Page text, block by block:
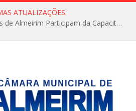
ATUALIZAÇÕES:
Servidores e Vereadores de Almeirim Participam da Capacitação “Orientar é a Nossa Missão”